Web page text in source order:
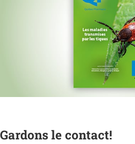
Gardons le contact!